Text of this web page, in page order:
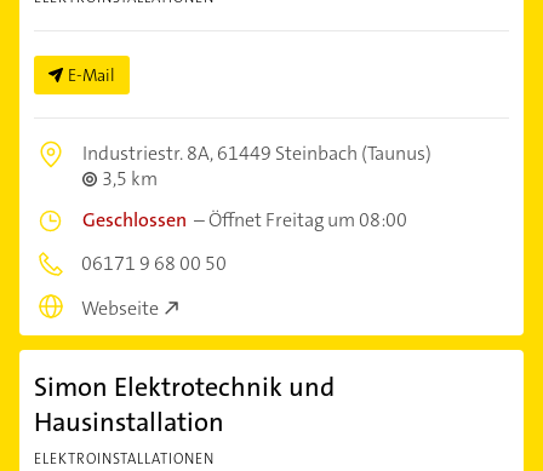
E-Mail
Industriestr. 8A,61449 Steinbach (Taunus)
3,5 km
Geschlossen –Öffnet Freitag um 08:00
06171 9 68 00 50
Webseite
Simon Elektrotechnik und
Hausinstallation
ELEKTROINSTALLATIONEN